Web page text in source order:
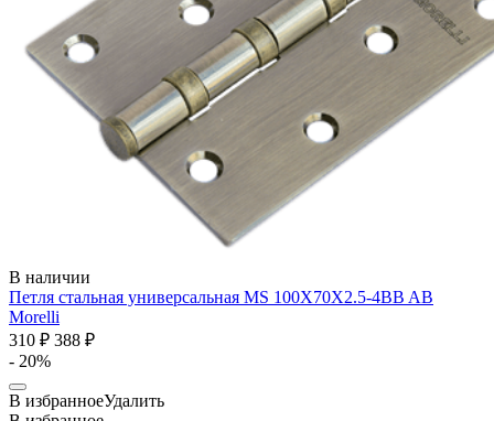
В наличии
Петля стальная универсальная MS 100X70X2.5-4BB AB
Morelli
310 ₽ 388 ₽
- 20%
В избранноеУдалить